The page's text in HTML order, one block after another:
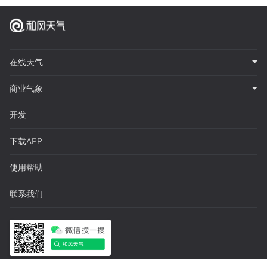
在线天气
商业气象
开发
下载APP
使用帮助
联系我们